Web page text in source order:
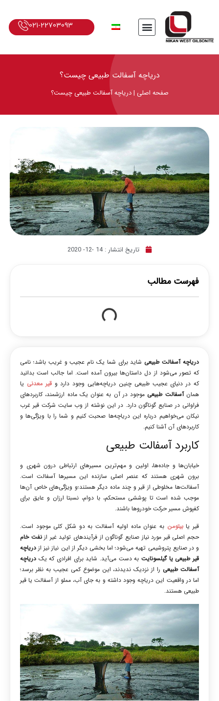
021-22703093
دریاچه آسفالت طبیعی چیست؟
صفحه اصلی |دریاچه آسفالت طبیعی چیست؟
تاریخ انتشار :14 -12- 2020
فهرست مطالب
دریاچه آسفالت طبیعی شاید برای شما یک نام عجیب و غریب باشد؛ نامی
که تصور می‌شود از دل داستان‌‎ها بیرون آمده است. اما جالب است بدانید
که در دنیای عجیب طبیعی چنین دریاچه‌هایی وجود دارد وقیر معدنی یا
همانآسفالت طبیعی موجود در آن به عنوان یک ماده ارزشمند، کاربردهای
فراوانی در صنایع گوناگون دارد. در این نوشته از وب سایت شرکت قیر غرب
نیکان می‌خواهیم درباره این دریاچه‌ها صحبت کنیم و شما را با ویژگی‌ها و
کاربردهای آن آشنا کنیم.
کاربرد آسفالت طبیعی
خیابان‌ها و جاده‌ها، اولین و مهم‌ترین مسیرهای ارتباطی درون شهری و
برون شهری هستند که عنصر اصلی سازنده این مسیرها آسفالت است.
آسفالت‌ها مخلوطی از قیر و چند ماده دیگر هستند؛و ویژگی‌های خاص آن‌ها
موجب شده است تا پوششی مستحکم، با دوام، نسبتا ارزان و عایق برای
کفپوش مسیر حرکت خودروها باشند.
قیر یابیتومن به عنوان ماده اولیه آسفالت به دو شکل کلی موجود است.
حجم اصلی قیر مورد نیاز صنایع گوناگون از فرآیندهای تولید غیر ازنفت خام
و در صنایع پتروشیمی تهیه می‌شود؛ اما بخشی دیگر از این نیاز نیز از دریاچه
قیر طبیعی یا گیلسونایت به دست می‌آید. شاید برای افرادی که یک دریاچه
آسفالت طبیعی را از نزدیک ندیدند، این موضوع کمی عجیب به نظر برسد؛
اما در واقعیت این دریاچه وجود داشته و به جای آب، مملو از آسفالت یا قیر
طبیعی هستند.